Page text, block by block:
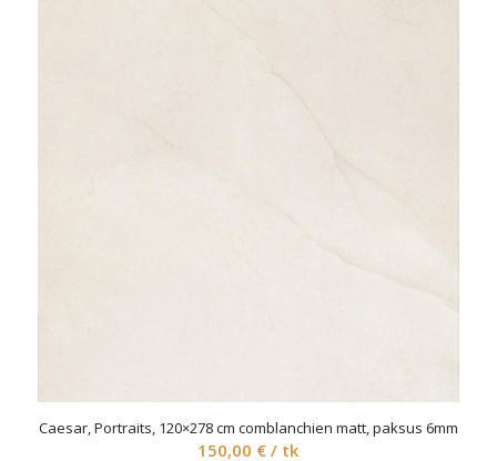
Caesar, Portraits, 120×278 cm comblanchien matt, paksus 6mm
150,00 € / tk